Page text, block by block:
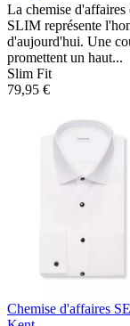
La chemise
SLIM représente
d'aujourd'hui. Une
promettent un haut...
Slim Fit
79,95 €
Chemise d'affaires